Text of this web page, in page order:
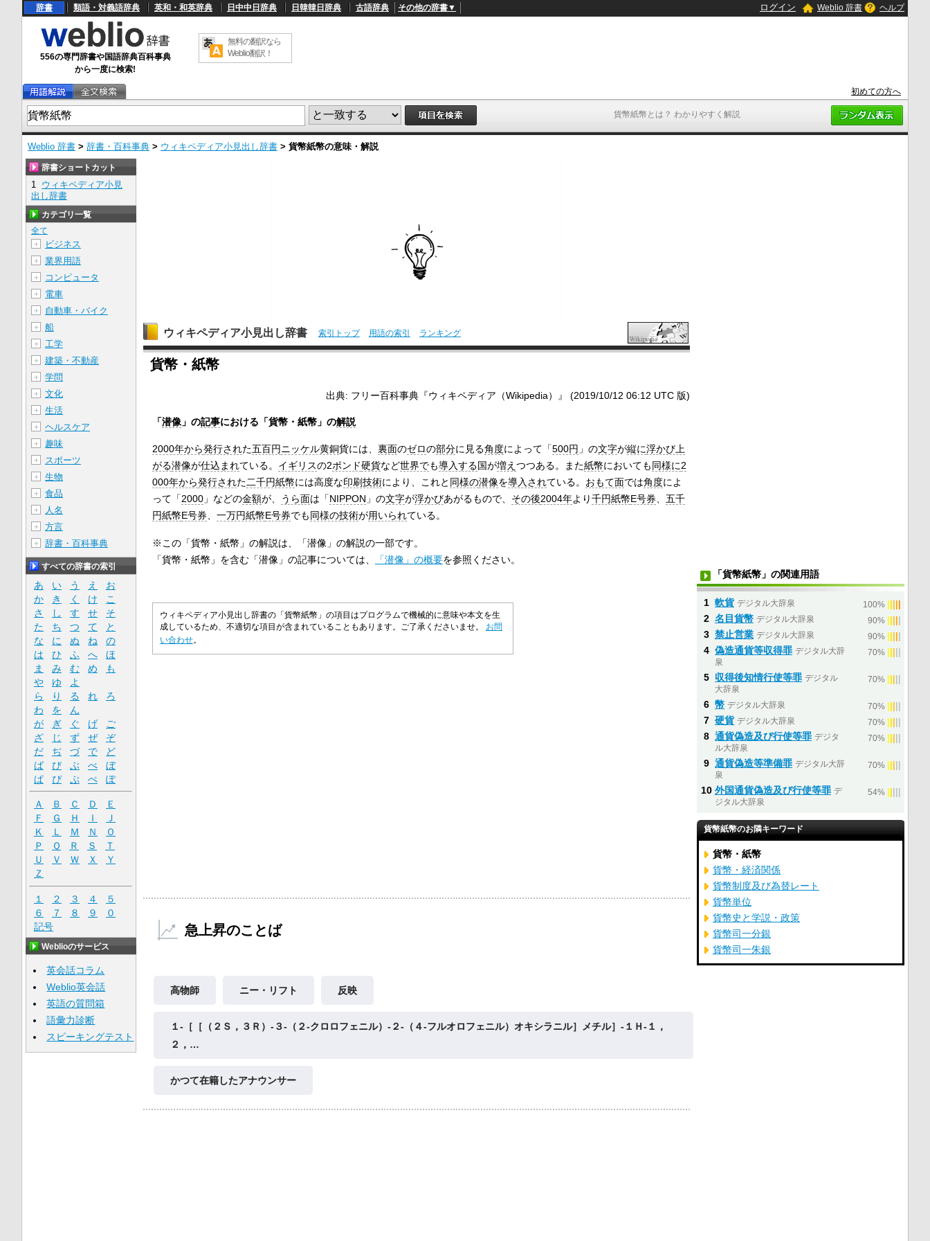
貨幣紙幣とは？ わかりやすく解説
辞書 類語・対義語辞典 英和・和英辞典 日中中日辞典 日韓韓日辞典 古語辞典 その他の辞書▼ ログイン Weblio 辞書 ヘルプ
556の専門辞書や国語辞典百科事典
から一度に検索!
無料の翻訳なら
Weblio翻訳！
初めての方へ
Weblio 辞書 > 辞書・百科事典 > ウィキペディア小見出し辞書 > 貨幣紙幣の意味・解説
ウィキペディア小見出し辞書 索引トップ 用語の索引 ランキング
貨幣・紙幣
出典: フリー百科事典『ウィキペディア（Wikipedia）』 (2019/10/12 06:12 UTC 版)
「潜像」の記事における「貨幣・紙幣」の解説
2000年から発行された五百円ニッケル黄銅貨には、 裏面のゼロの部分に見る角度によって「500円 」の文字が縦に浮かび上
がる潜像が仕込まれている。 イギリスの2ポンド硬貨など世界でも導入する国が増え つつある。また紙幣においても同様に2
000年から発行された二千円紙幣には高度な印刷技術により、これと 同様の潜像を導入されている。 おもて面では角度によ
って「2000」などの金額が、 うら面は「NIPPON 」の文字が浮かびあがるもので、 その後2004年より千円紙幣E号券
五千
円紙幣E号券 一万円紙幣E号券でも同様の技術が用いられている。
※この「貨幣・紙幣」の解説は、「潜像」の解説の一部です。
「貨幣・紙幣」を含む「潜像」の記事については、
「潜像」の概要を参照ください。
ウィキペディア小見出し辞書の「貨幣紙幣」の項目はプログラムで機械的に意味や本文を生
成しているため、不適切な項目が含まれていることもあります。ご了承くださいませ。 お問
い合わせ。
急上昇のことば
高物師 ニー・リフト 反映
１‐［［（２Ｓ，３Ｒ）‐３‐（２‐クロロフェニル）‐２‐（４‐フルオロフェニル）オキシラニル］メチル］‐１Ｈ‐１，
２，…
かつて在籍したアナウンサー
辞書ショートカット
1 ウィキペディア小見
出し辞書
カテゴリ一覧
全て
＋
ビジネス
＋ 業界用語
＋ コンピュータ
＋ 電車
＋ 自動車・バイク
＋ 船
＋ 工学
＋ 建築・不動産
＋ 学問
＋ 文化
＋ 生活
＋ ヘルスケア
＋ 趣味
＋ スポーツ
＋ 生物
＋ 食品
＋ 人名
＋ 方言
＋ 辞書・百科事典
すべての辞書の索引
あ い う え
お
か
き く け
こ
さ
し す せ
そ
た
ち つ て
と
な
に ぬ ね
の
は
ひ ふ へ
ほ
ま
み む め
も
や
ゆ
よ
ら
り る れ
ろ
わ
を
ん
が
ぎ ぐ げ
ご
ざ
じ ず ぜ
ぞ
だ
ぢ づ で
ど
ば
び ぶ べ
ぼ
ぱ
ぴ ぷ ぺ ぽ
Ａ Ｂ Ｃ Ｄ
Ｅ
Ｆ
Ｇ Ｈ Ｉ
Ｊ
Ｋ
Ｌ Ｍ Ｎ
Ｏ
Ｐ
Ｑ Ｒ Ｓ
Ｔ
Ｕ
Ｖ Ｗ Ｘ
Ｙ
Ｚ
１ ２ ３ ４
５
６
７ ８ ９
０
記号
Weblioのサービス
英会話コラム
Weblio英会話
英語の質問箱
語彙力診断
スピーキングテスト
「貨幣紙幣」の関連用語
1 軟貨 デジタル大辞泉 100%
2 名目貨幣 デジタル大辞泉 90%
3 禁止営業 デジタル大辞泉 90%
4 偽造通貨等収得罪 デジタル大辞
泉
70%
5 収得後知情行使等罪 デジタル
大辞泉
70%
6 幣 デジタル大辞泉 70%
7 硬貨 デジタル大辞泉 70%
8 通貨偽造及び行使等罪 デジタ
ル大辞泉
70%
9 通貨偽造等準備罪 デジタル大辞
泉
70%
10 外国通貨偽造及び行使等罪 デ
ジタル大辞泉
54%
貨幣紙幣のお隣キーワード
貨幣・紙幣
貨幣・経済関係
貨幣制度及び為替レート
貨幣単位
貨幣史と学説・政策
貨幣司一分銀
貨幣司一朱銀